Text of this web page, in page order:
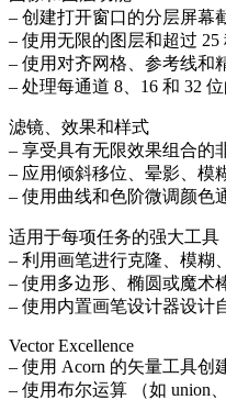
– 创建打开窗口的分层屏幕
– 使用无限的图层和超过 25
– 使用对齐网格、参考线和
– 处理每通道 8、16 和 32 位
滤镜、效果和样式
– 享受具有无限效果组合的
– 应用倾斜移位、晕影、模
– 使用曲线和色阶微调颜色
适用于每项任务的强大工具
– 利用画笔进行克隆、模糊
– 使用多边形、椭圆或魔术
– 使用内置画笔设计器设计
Vector Excellence
– 使用 Acorn 的矢量工具创
– 使用布尔运算 （如 union